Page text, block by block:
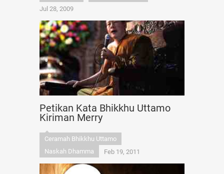
Jul 28, 2009
Petikan Kata Bhikkhu Uttamo
Kiriman Merry
Ceramah Bhikkhu Uttamo
Naskah Dhamma
Feb 19, 2011